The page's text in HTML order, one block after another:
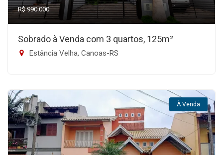
R$ 990.000
Sobrado à Venda com 3 quartos, 125m²
Estância Velha, Canoas-RS
À Venda